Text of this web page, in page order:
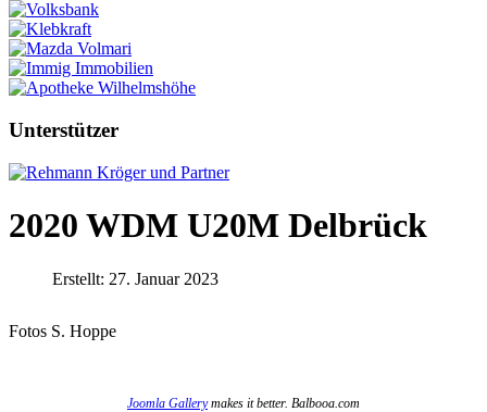
Unterstützer
2020 WDM U20M Delbrück
Erstellt: 27. Januar 2023
Fotos S. Hoppe
Joomla Gallerymakes it better. Balbooa.com